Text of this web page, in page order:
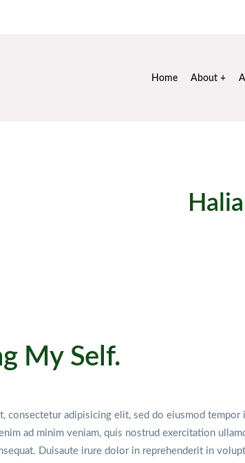
Home About
My Self.
consectetur adipisicing elit, sed do eiusmod tempor
ad minim veniam, quis nostrud exercitation
Duisaute irure dolor in reprehenderit in